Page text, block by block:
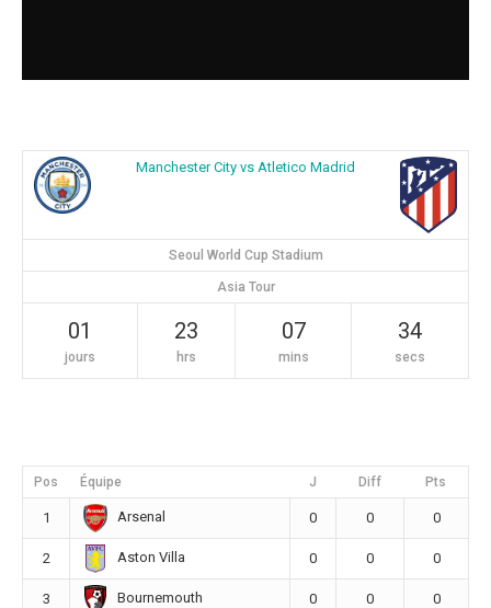
Manchester City vs Atletico Madrid
Seoul World Cup Stadium
Asia Tour
01
jours
23
hrs
07
mins
33
secs
Pos Équipe J Diff Pts
1 Arsenal 0 0 0
2 Aston Villa 0 0 0
3 Bournemouth 0 0 0